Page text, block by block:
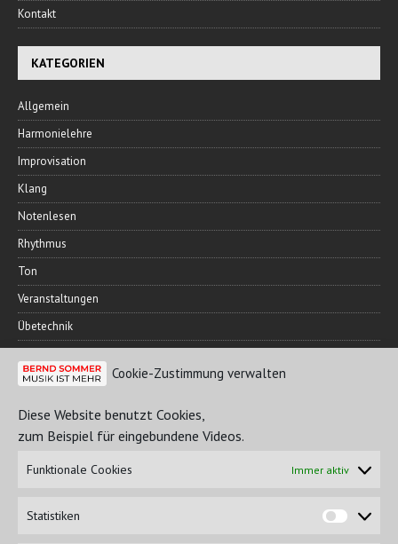
Cookie-Zustimmung verwalten
Diese Website benutzt Cookies,
zum Beispiel für eingebundene Videos.
Funktionale Cookies Immer aktiv
Statistiken
Kontakt
KATEGORIEN
Allgemein
Harmonielehre
Improvisation
Klang
Notenlesen
Rhythmus
Ton
Veranstaltungen
Übetechnik
FREUNDESKREIS